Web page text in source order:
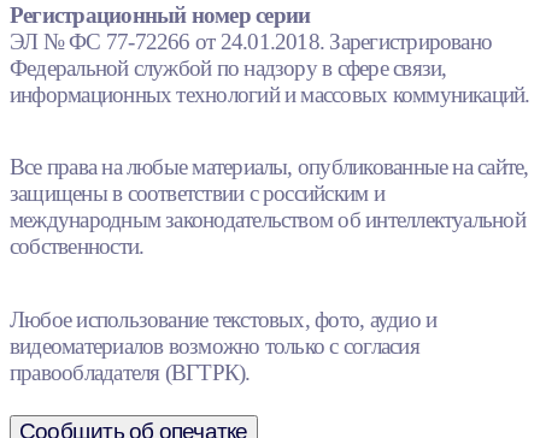
Регистрационный номер серии
ЭЛ № ФС 77-72266 от 24.01.2018. Зарегистрировано
Федеральной службой по надзору в сфере связи,
информационных технологий и массовых коммуникаций.
Все права на любые материалы, опубликованные на сайте,
защищены в соответствии с российским и
международным законодательством об интеллектуальной
собственности.
Любое использование текстовых, фото, аудио и
видеоматериалов возможно только с согласия
правообладателя (ВГТРК).
Сообщить об опечатке